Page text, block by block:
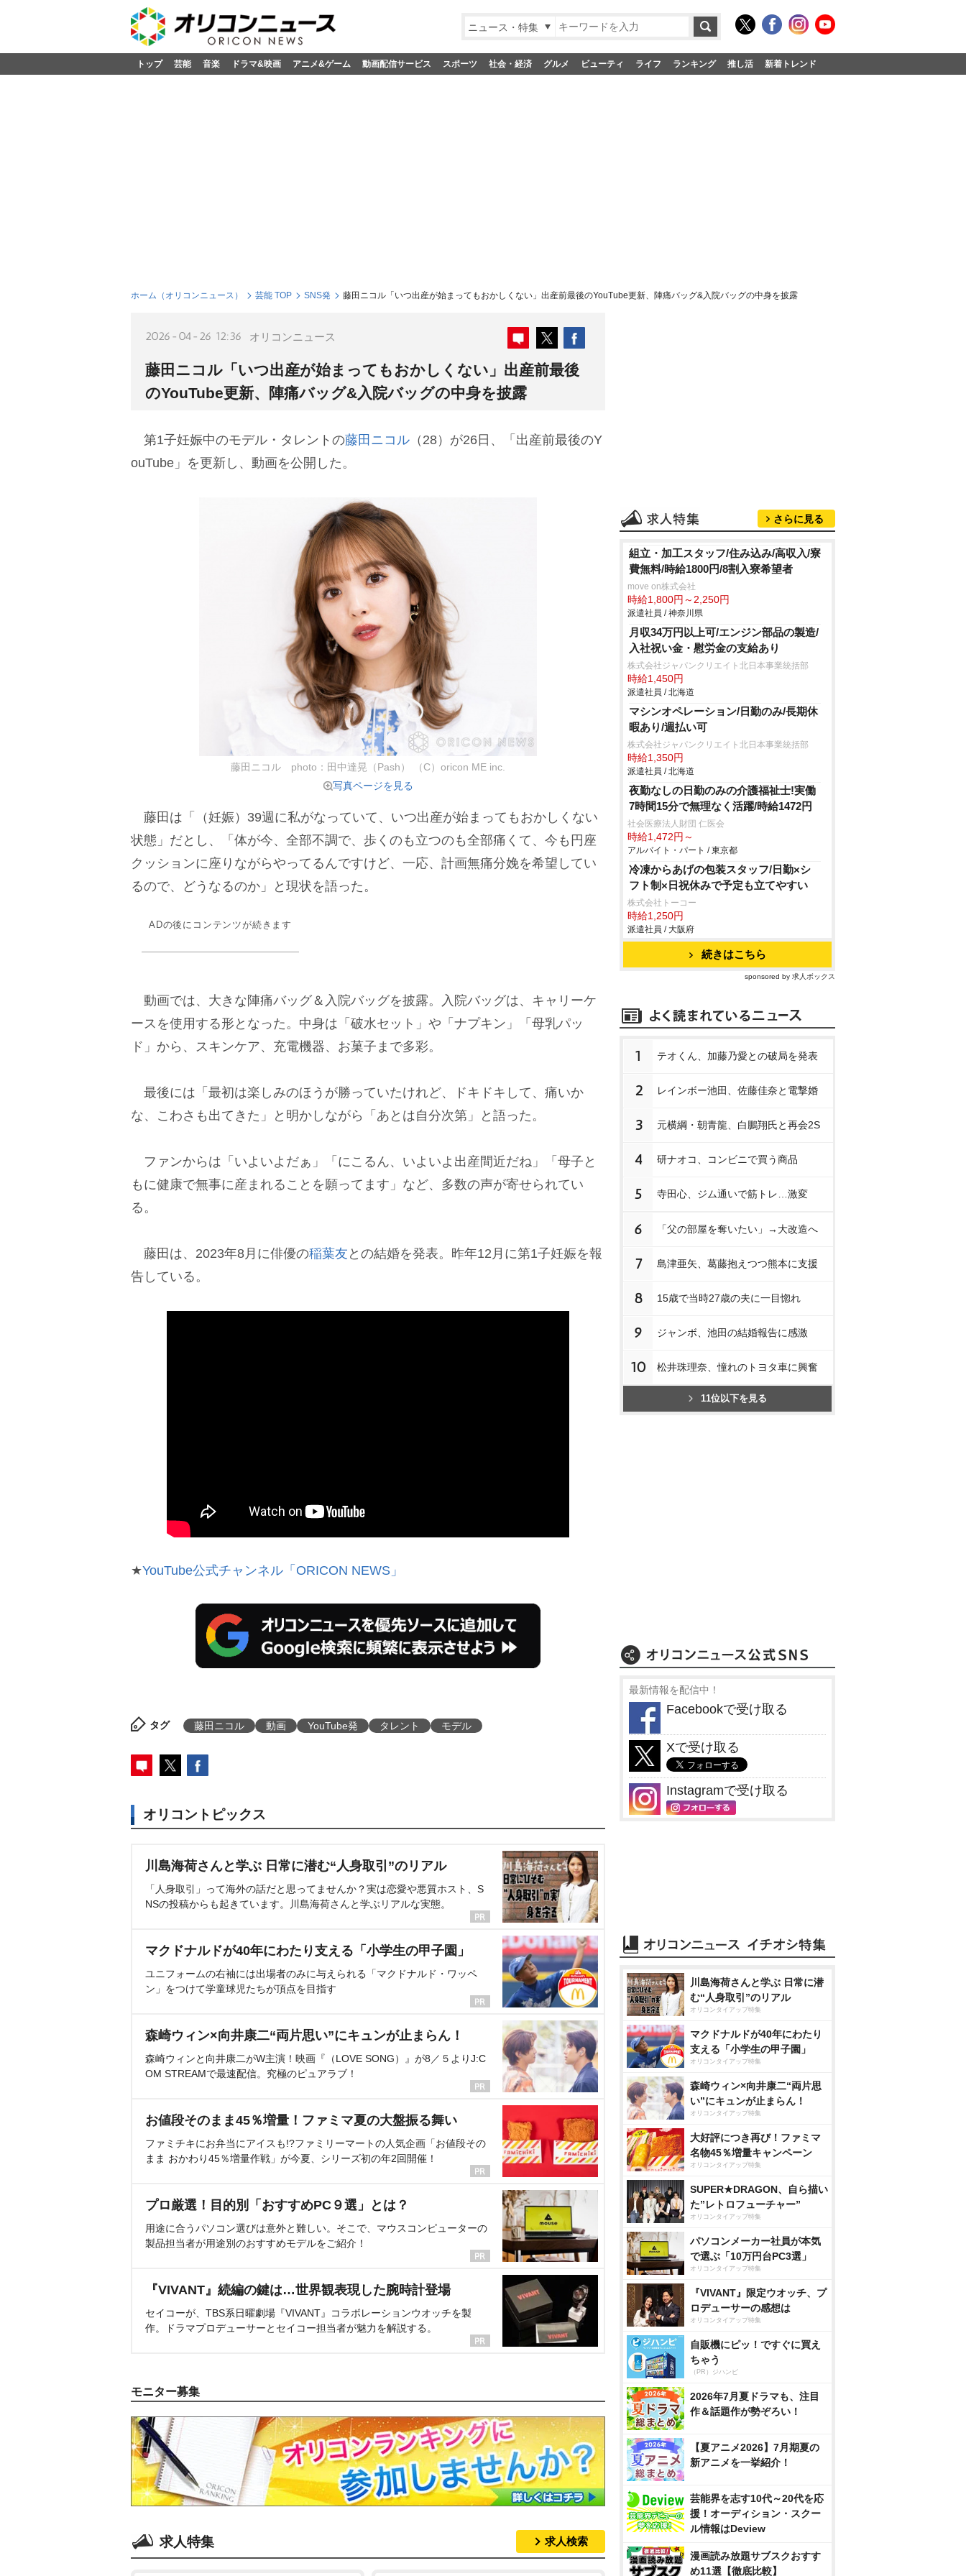
ニュース・特集
トップ 芸能 音楽 ドラマ&映画 アニメ&ゲーム 動画配信サービス スポーツ 社会・経済 グルメ ビューティ ライフ ランキング 推し活 新着トレンド
ホーム（オリコンニュース） 芸能 TOP SNS発 藤田ニコル「いつ出産が始まってもおかしくない」出産前最後のYouTube更新、陣痛バッグ&入院バッグの中身を披露
2026-04-26 12:36 オリコンニュース
藤田ニコル「いつ出産が始まってもおかしくない」出産前最後
のYouTube更新、陣痛バッグ&入院バッグの中身を披露
第1子妊娠中のモデル・タレントの藤田ニコル （28）が26日、「出産前最後のY
ouTube」を更新し、動画を公開した。
藤田ニコル photo：田中達晃（Pash） （C）oricon ME inc.
写真ページを見る
藤田は「（妊娠）39週に私がなっていて、いつ出産が始まってもおかしくない
状態」だとし、「体が今、全部不調で、歩くのも立つのも全部痛くて、今も円座
クッションに座りながらやってるんですけど、一応、計画無痛分娩を希望してい
るので、どうなるのか」と現状を語った。
ADの後にコンテンツが続きます
動画では、大きな陣痛バッグ＆入院バッグを披露。入院バッグは、キャリーケ
ースを使用する形となった。中身は「破水セット」や「ナプキン」「母乳パッ
ド」から、スキンケア、充電機器、お菓子まで多彩。
最後には「最初は楽しみのほうが勝っていたけれど、ドキドキして、痛いか
な、こわさも出てきた」と明かしながら「あとは自分次第」と語った。
ファンからは「いよいよだぁ」「にこるん、いよいよ出産間近だね」「母子と
もに健康で無事に産まれることを願ってます」など、多数の声が寄せられてい
る。
藤田は、2023年8月に俳優の稲葉友 との結婚を発表。昨年12月に第1子妊娠を報
告している。
★YouTube公式チャンネル「ORICON NEWS」
タグ 藤田ニコル 動画 YouTube発 タレント モデル
オリコントピックス
川島海荷さんと学ぶ 日常に潜む“人身取引”のリアル
「人身取引」って海外の話だと思ってませんか？実は恋愛や悪質ホスト、S
NSの投稿からも起きています。川島海荷さんと学ぶリアルな実態。
マクドナルドが40年にわたり支える「小学生の甲子園」
ユニフォームの右袖には出場者のみに与えられる「マクドナルド・ワッペ
ン」をつけて学童球児たちが頂点を目指す
森崎ウィン×向井康二“両片思い”にキュンが止まらん！
森崎ウィンと向井康二がW主演！映画『（LOVE SONG）』が8／５よりJ:C
OM STREAMで最速配信。究極のピュアラブ！
お値段そのまま45％増量！ファミマ夏の大盤振る舞い
ファミチキにお弁当にアイスも!?ファミリーマートの人気企画「お値段その
まま おかわり45％増量作戦」が今夏、シリーズ初の年2回開催！
プロ厳選！目的別「おすすめPC９選」とは？
用途に合うパソコン選びは意外と難しい。そこで、マウスコンピューターの
製品担当者が用途別のおすすめモデルをご紹介！
『VIVANT』続編の鍵は…世界観表現した腕時計登場
セイコーが、TBS系日曜劇場『VIVANT』コラボレーションウオッチを製
作。ドラマプロデューサーとセイコー担当者が魅力を解説する。
モニター募集
求人特集 求人検索
さらに見る
組立・加工スタッフ/住み込み/高収入/寮
費無料/時給1800円/8割入寮希望者
move on株式会社
時給1,800円～2,250円
派遣社員 / 神奈川県
月収34万円以上可/エンジン部品の製造/
入社祝い金・慰労金の支給あり
株式会社ジャパンクリエイト北日本事業統括部
時給1,450円
派遣社員 / 北海道
マシンオペレーション/日勤のみ/長期休
暇あり/週払い可
株式会社ジャパンクリエイト北日本事業統括部
時給1,350円
派遣社員 / 北海道
夜勤なしの日勤のみの介護福祉士!実働
7時間15分で無理なく活躍/時給1472円
社会医療法人財団 仁医会
時給1,472円～
アルバイト・パート / 東京都
冷凍からあげの包装スタッフ/日勤×シ
フト制×日祝休みで予定も立てやすい
株式会社トーコー
時給1,250円
派遣社員 / 大阪府
続きはこちら
sponsored by 求人ボックス
1 テオくん、加藤乃愛との破局を発表
2 レインボー池田、佐藤佳奈と電撃婚
3 元横綱・朝青龍、白鵬翔氏と再会2S
4 研ナオコ、コンビニで買う商品
5 寺田心、ジム通いで筋トレ…激変
6 「父の部屋を奪いたい」→大改造へ
7 島津亜矢、葛藤抱えつつ熊本に支援
8 15歳で当時27歳の夫に一目惚れ
9 ジャンボ、池田の結婚報告に感激
10 松井珠理奈、憧れのトヨタ車に興奮
11位以下を見る
最新情報を配信中！
Facebookで受け取る
Xで受け取る
Instagramで受け取る
川島海荷さんと学ぶ 日常に潜
む“人身取引”のリアル
オリコンタイアップ特集
マクドナルドが40年にわたり
支える「小学生の甲子園」
オリコンタイアップ特集
森崎ウィン×向井康二“両片思
い”にキュンが止まらん！
オリコンタイアップ特集
大好評につき再び！ファミマ
名物45％増量キャンペーン
オリコンタイアップ特集
SUPER★DRAGON、自ら描い
た”レトロフューチャー”
オリコンタイアップ特集
パソコンメーカー社員が本気
で選ぶ「10万円台PC3選」
オリコンタイアップ特集
『VIVANT』限定ウオッチ、プ
ロデューサーの感想は
オリコンタイアップ特集
自販機にピッ！ですぐに買え
ちゃう
（PR）ジハンピ
2026年7月夏ドラマも、注目
作＆話題作が勢ぞろい！
【夏アニメ2026】7月期夏の
新アニメを一挙紹介！
芸能界を志す10代～20代を応
援！オーディション・スクー
ル情報はDeview
漫画読み放題サブスクおすす
め11選【徹底比較】